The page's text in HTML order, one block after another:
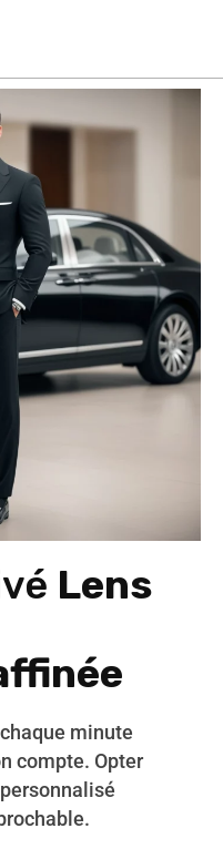
Lens
minute
compte. Opter